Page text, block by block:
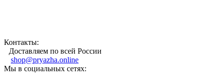
Контакты:
Доставляем по всей России
shop@pryazha.online
Мы в социальных сетях: